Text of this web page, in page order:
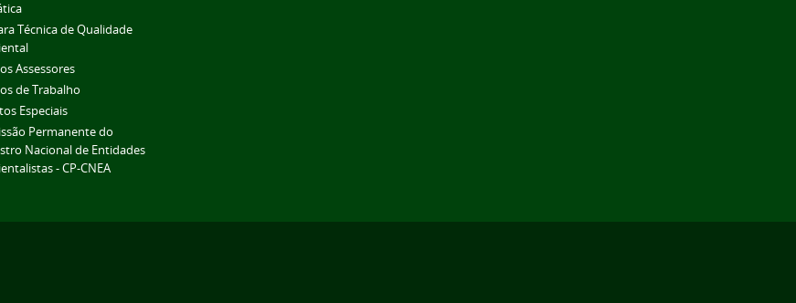
Técnica de Qualidade
Assessores
de Trabalho
Especiais
Permanente do
Nacional de Entidades
- CP-CNEA